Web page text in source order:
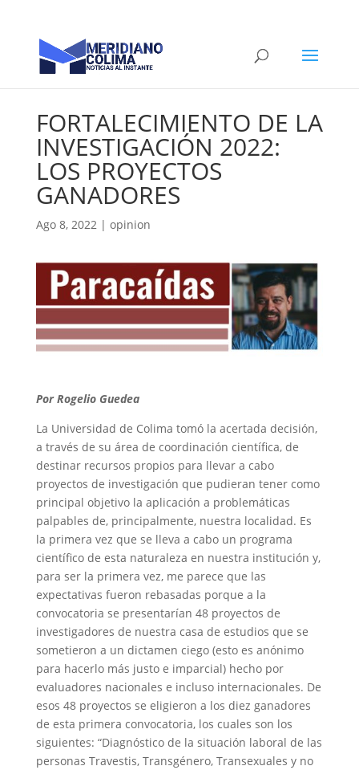
FORTALECIMIENTO DE LA
INVESTIGACIÓN 2022:
LOS PROYECTOS
GANADORES
Ago 8, 2022| opinion
Por Rogelio Guedea
La Universidad de Colima tomó la acertada decisión,
a través de su área de coordinación científica, de
destinar recursos propios para llevar a cabo
proyectos de investigación que pudieran tener como
principal objetivo la aplicación a problemáticas
palpables de, principalmente, nuestra localidad. Es
la primera vez que se lleva a cabo un programa
científico de esta naturaleza en nuestra institución y,
para ser la primera vez, me parece que las
expectativas fueron rebasadas porque a la
convocatoria se presentarían 48 proyectos de
investigadores de nuestra casa de estudios que se
sometieron a un dictamen ciego (esto es anónimo
para hacerlo más justo e imparcial) hecho por
evaluadores nacionales e incluso internacionales. De
esos 48 proyectos se eligieron a los diez ganadores
de esta primera convocatoria, los cuales son los
siguientes: “Diagnóstico de la situación laboral de las
personas Travestis, Transgénero, Transexuales y no